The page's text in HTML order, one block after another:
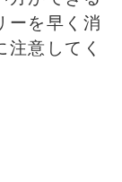
ーを早く消
意してく